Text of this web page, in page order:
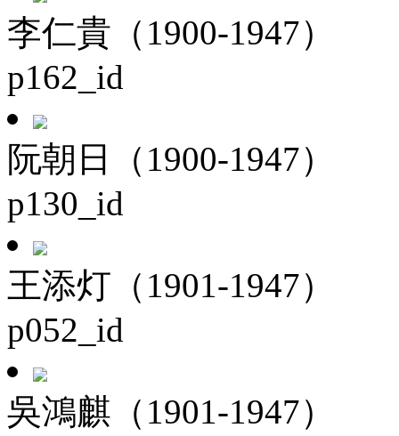
李仁貴（1900-1947）
p162_id
阮朝日（1900-1947）
p130_id
王添灯（1901-1947）
p052_id
吳鴻麒（1901-1947）